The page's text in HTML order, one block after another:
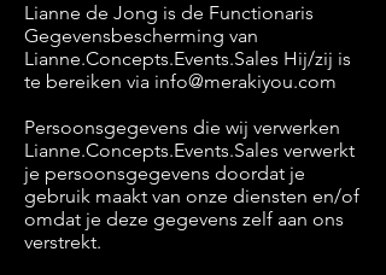
Lianne de Jong is de Functionaris
Gegevensbescherming van
Lianne.Concepts.Events.Sales Hij/zij is
te bereiken via info@merakiyou.com
Persoonsgegevens die wij verwerken
Lianne.Concepts.Events.Sales verwerkt
je persoonsgegevens doordat je
gebruik maakt van onze diensten en/of
omdat je deze gegevens zelf aan ons
verstrekt.